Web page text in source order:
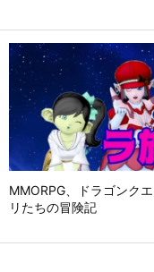
MMORPG、ドラゴンク
リたちの冒険記